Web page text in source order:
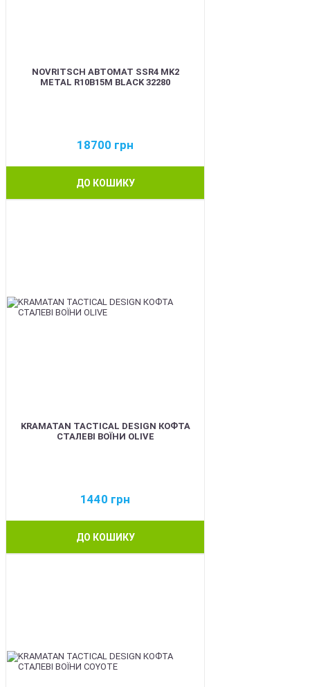
NOVRITSCH АВТОМАТ SSR4 MK2
METAL R10B15M BLACK 32280
18700 грн
ДО КОШИКУ
KRAMATAN TACTICAL DESIGN КОФТА
СТАЛЕВІ ВОЇНИ OLIVE
1440 грн
ДО КОШИКУ